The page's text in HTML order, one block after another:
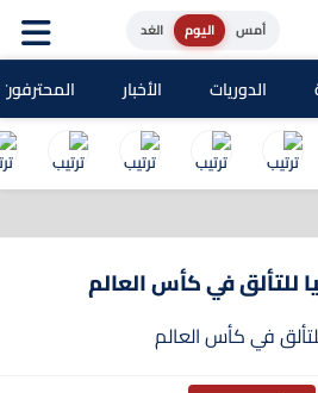
اليوم الغد
الدوريات الأخبار المحترفون
للتألق في كأس العالم